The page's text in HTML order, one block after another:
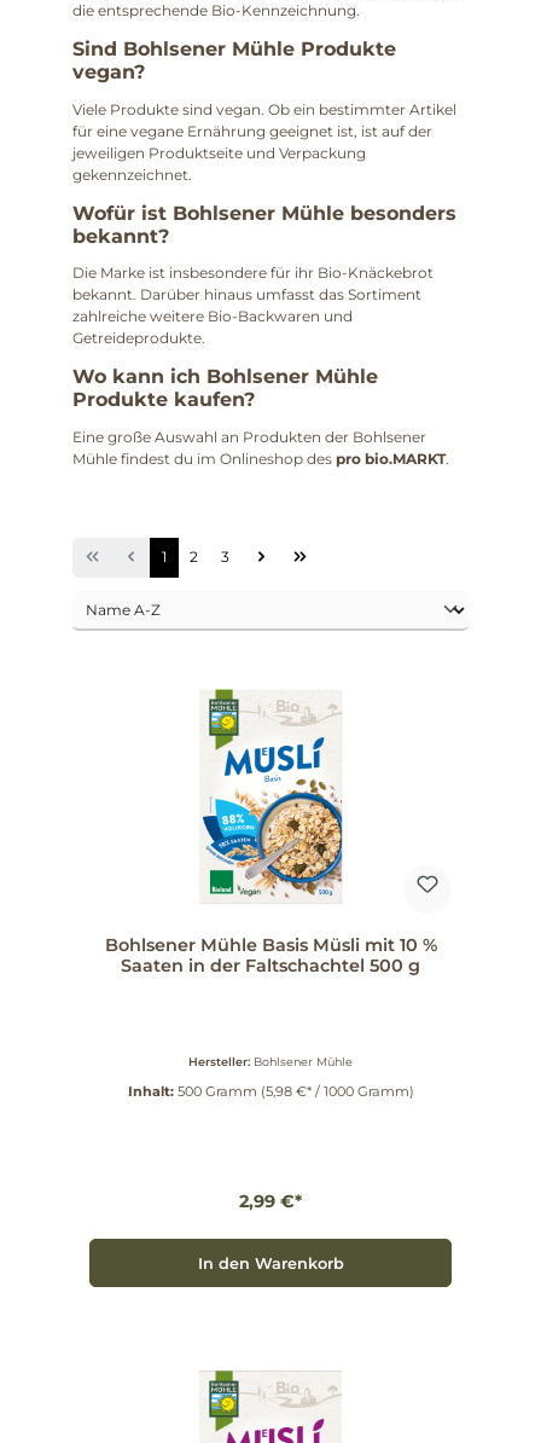
die entsprechende Bio-Kennzeichnung.
Sind Bohlsener Mühle Produkte
vegan?
Viele Produkte sind vegan. Ob ein bestimmter Artikel
für eine vegane Ernährung geeignet ist, ist auf der
jeweiligen Produktseite und Verpackung
gekennzeichnet.
Wofür ist Bohlsener Mühle besonders
bekannt?
Die Marke ist insbesondere für ihr Bio-Knäckebrot
bekannt. Darüber hinaus umfasst das Sortiment
zahlreiche weitere Bio-Backwaren und
Getreideprodukte.
Wo kann ich Bohlsener Mühle
Produkte kaufen?
Eine große Auswahl an Produkten der Bohlsener
Mühle findest du im Onlineshop des pro bio.MARKT.
1 2 3
Bohlsener Mühle Basis Müsli mit 10 %
Saaten in der Faltschachtel 500 g
Hersteller: Bohlsener Mühle
Inhalt: 500 Gramm (5,98 €* / 1000 Gramm)
2,99 €*
In den Warenkorb